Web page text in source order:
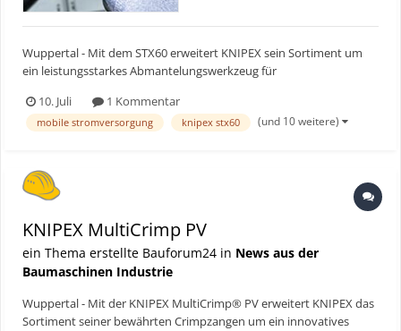
Wuppertal - Mit dem STX60 erweitert KNIPEX sein Sortiment um
ein leistungsstarkes Abmantelungswerkzeug für
von 30 bis 60 mm und Wandstärken bis 6,5 mm ermöglicht das
Werkzeug präzise Umfangs- und Längsschnitte – auch bei
10. Juli 1 Kommentar
mobile stromversorgung knipex stx60 (und 10 weitere)
KNIPEX MultiCrimp PV
ein Thema erstellte Bauforum24 in News aus der
Baumaschinen Industrie
Wuppertal - Mit der KNIPEX MultiCrimp® PV erweitert KNIPEX das
Sortiment seiner bewährten Crimpzangen um ein innovatives